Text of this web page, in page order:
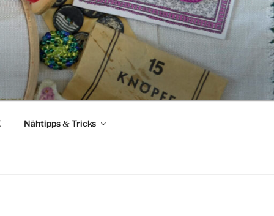
Nähtipps&Tricks